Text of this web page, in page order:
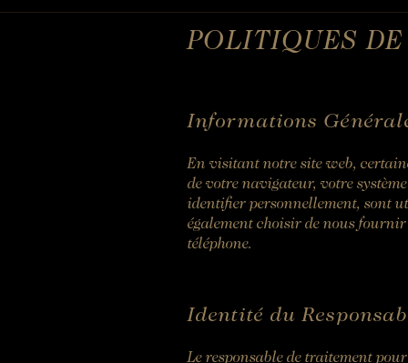
Hotel Signature Château
Signature Dépendance
Petit Boudoir
Grand Boudoir
Restaurant "The Amphitryon"
Restaurant "Le Pavillon
The Barbecue
Bar "Le Saint-Évremond"
Wine and Champagne tasting
POLITIQUES
Informations
En visitant notre site web,
de votre navigateur, votre
identifier personnellement, sont
également choisir de nous fournir
téléphone.
Identité du
Le responsable de traitement